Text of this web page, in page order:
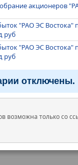
акционеров
"РАО ЭС Востока"
руб
"РАО ЭС Востока"
руб
отключены.
возможна только со